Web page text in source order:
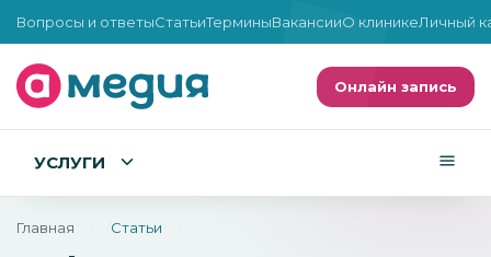
Вопросы и ответыСтатьиТерминыВакансииО клиникеЛичный
Онлайн запись
УСЛУГИ
Главная Статьи